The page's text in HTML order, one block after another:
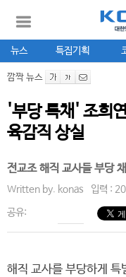
뉴스 특집기획
깜짝 뉴스
'부당 특채' 조희
육감직 상실
전교조 해직 교사들 부당
Written by. konas 입력 :
공유:
해직 교사를 부당하게 특